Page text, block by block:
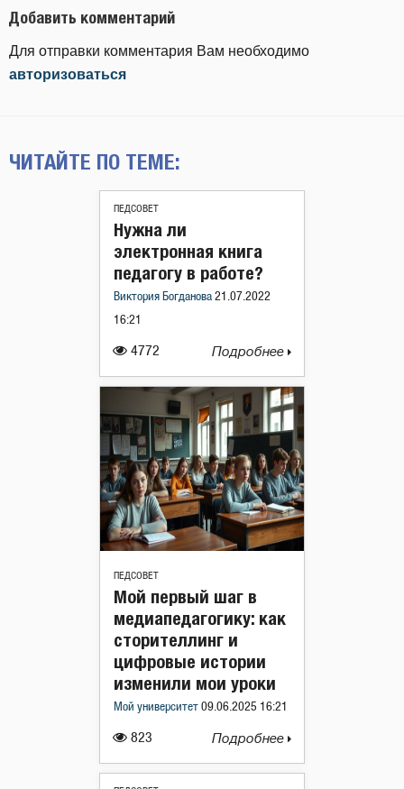
Добавить комментарий
Для отправки комментария Вам необходимо
авторизоваться
ЧИТАЙТЕ ПО ТЕМЕ:
ПЕДСОВЕТ
4772
Нужна ли
электронная книга
педагогу в работе?
Виктория Богданова 21.07.2022
16:21
Подробнее
ПЕДСОВЕТ
823
Мой первый шаг в
медиапедагогику: как
сторителлинг и
цифровые истории
изменили мои уроки
Мой университет 09.06.2025 16:21
Подробнее